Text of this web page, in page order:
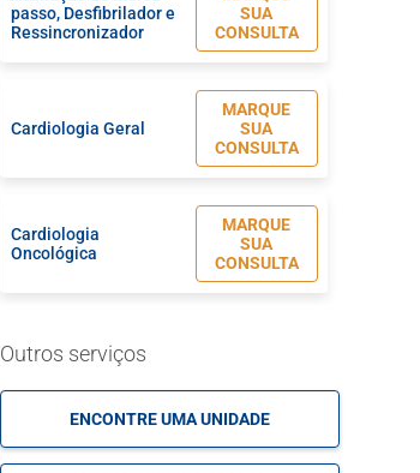
passo, Desfibrilador e
Ressincronizador
SUA
CONSULTA
Cardiologia Geral
MARQUE
SUA
CONSULTA
Cardiologia
Oncológica
MARQUE
SUA
CONSULTA
Cardiopatia
MARQUE
Outros serviços
ENCONTRE UMA UNIDADE